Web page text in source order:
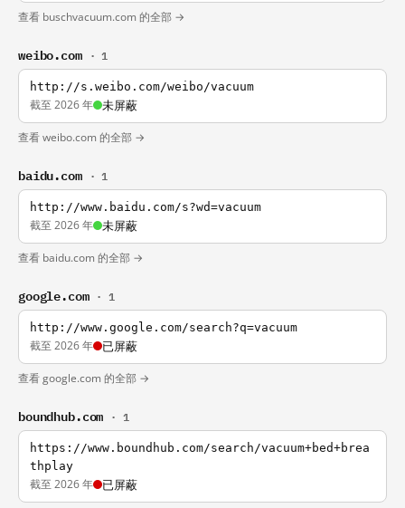
查看 buschvacuum.com 的全部 →
weibo.com · 1
http://s.weibo.com/weibo/vacuum
截至 2026 年 未屏蔽
查看 weibo.com 的全部 →
baidu.com · 1
http://www.baidu.com/s?wd=vacuum
截至 2026 年 未屏蔽
查看 baidu.com 的全部 →
google.com · 1
http://www.google.com/search?q=vacuum
截至 2026 年 已屏蔽
查看 google.com 的全部 →
boundhub.com · 1
https://www.boundhub.com/search/vacuum+bed+brea
thplay
截至 2026 年 已屏蔽